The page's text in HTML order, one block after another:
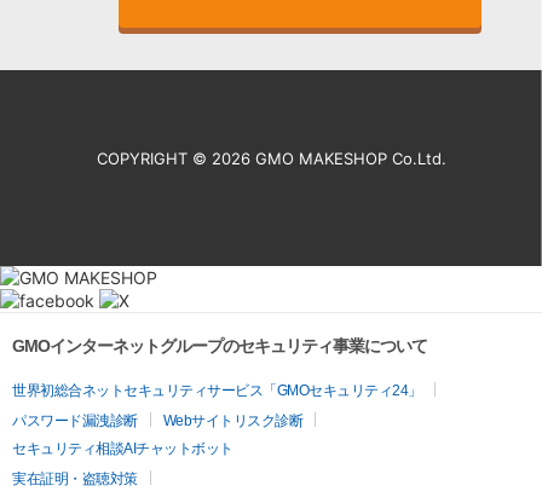
COPYRIGHT © 2026 GMO MAKESHOP Co.Ltd.
GMOインターネットグループのセキュリティ事業について
世界初総合ネットセキュリティサービス「GMOセキュリティ24」
パスワード漏洩診断
Webサイトリスク診断
セキュリティ相談AIチャットボット
実在証明・盗聴対策